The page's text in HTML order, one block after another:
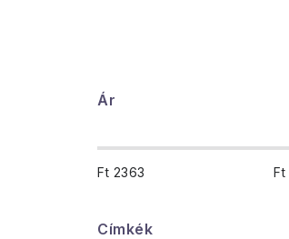
Ár
Ft 2363 Ft
Címkék